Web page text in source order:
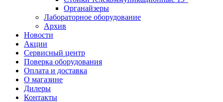
Органайзеры
Лабораторное оборудование
Архив
Новости
Акции
Сервисный центр
Поверка оборудования
Оплата и доставка
О магазине
Дилеры
Контакты